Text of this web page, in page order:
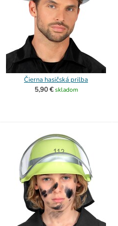
Čierna hasičská prilba
5,90 € skladom